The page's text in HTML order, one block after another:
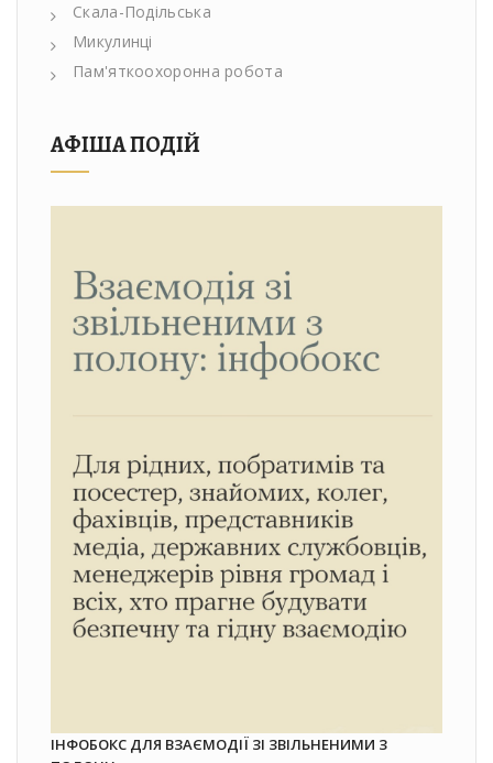
Скала-Подільська
Микулинці
Пам'яткоохоронна робота
АФІША ПОДІЙ
ІНФОБОКС ДЛЯ ВЗАЄМОДІЇ ЗІ ЗВІЛЬНЕНИМИ З